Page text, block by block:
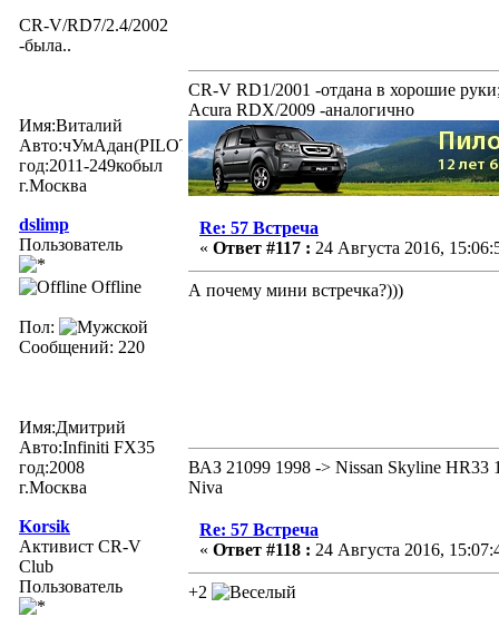
CR-V/RD7/2.4/2002
-была..
Имя:Виталий
Авто:чУмАдан(PILOTexe)
год:2011-249кобыл
г.Москва
CR-V RD1/2001 -отдана в хорошие
Acura RDX/2009 -аналогично
dslimp
Пользователь
Offline
Пол:
Сообщений: 220
Имя:Дмитрий
Авто:Infiniti FX35
год:2008
г.Москва
Re: 57 Встреча
« Ответ #117 : 24 Августа 2016,
А почему мини встречка?)))
ВАЗ 21099 1998 -> Nissan Skyline HR33
Niva
Korsik
Активист CR-V
Club
Пользователь
Re: 57 Встреча
« Ответ #118 : 24 Августа 2016,
+2